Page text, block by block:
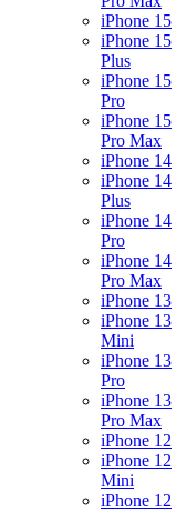
iPhone 15
iPhone 15
Plus
iPhone 15
Pro
iPhone 15
Pro Max
iPhone 14
iPhone 14
Plus
iPhone 14
Pro
iPhone 14
Pro Max
iPhone 13
iPhone 13
Mini
iPhone 13
Pro
iPhone 13
Pro Max
iPhone 12
iPhone 12
Mini
iPhone 12